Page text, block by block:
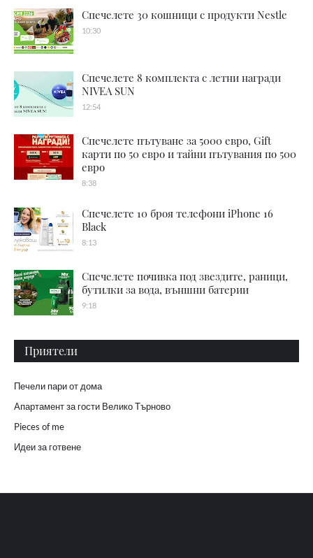
Спечелете 30 кошници с продукти Nestle
10:30
Спечелете 8 комплекта с летни награди
NIVEA SUN
12:54
Спечелете пътуване за 5000 евро, Gift
карти по 50 евро и тайни пътувания по 500
евро
8:38
Спечелете 10 броя телефони iPhone 16
Black
8:13
Спечелете почивка под звездите, раници,
бутилки за вода, външни батерии
9:18
Приятели
Печели пари от дома
Апартамент за гости Велико Търново
Pieces of me
Идеи за готвене